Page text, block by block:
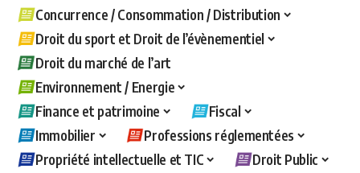
Concurrence / Consommation / Distribution
Droit du sport et Droit de l’évènementiel
Droit du marché de l’art
Environnement / Energie
Finance et patrimoine
Fiscal
Immobilier
Professions réglementées
Propriété intellectuelle et TIC
Droit Public